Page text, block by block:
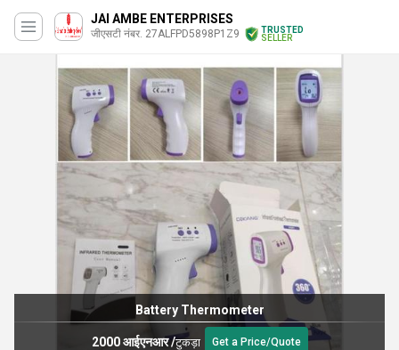
JAI AMBE ENTERPRISES
जीएसटी नंबर. 27ALFPD5898P1Z9
TRUSTED
SELLER
Battery Thermometer
2000 आईएनआर/टुकड़ा Get a Price/Quote